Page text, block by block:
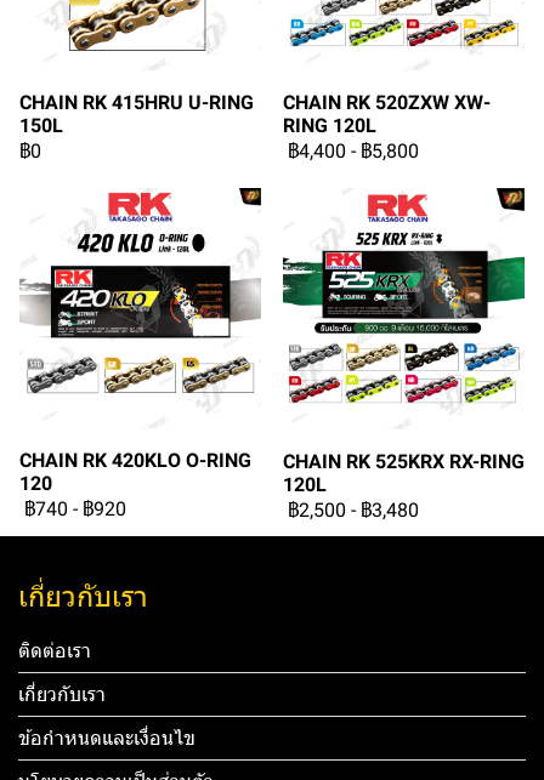
CHAIN RK 415HRU U-RING
150L
฿0
CHAIN RK 520ZXW XW-
RING 120L
฿4,400 - ฿5,800
CHAIN RK 420KLO O-RING
120
฿740 - ฿920
CHAIN RK 525KRX RX-RING
120L
฿2,500 - ฿3,480
เกี่ยวกับเรา
ติดต่อเรา
เกี่ยวกับเรา
ข้อกำหนดและเงื่อนไข